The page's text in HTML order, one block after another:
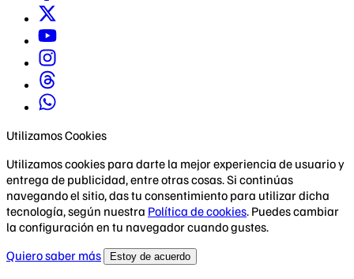
Utilizamos Cookies
Utilizamos cookies para darte la mejor experiencia de usuario y
entrega de publicidad, entre otras cosas. Si continúas
navegando el sitio, das tu consentimiento para utilizar dicha
tecnología, según nuestra Política de cookies. Puedes cambiar
la configuración en tu navegador cuando gustes.
Quiero saber más
Estoy de acuerdo